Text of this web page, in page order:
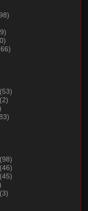
(53)
(2)
(98)
(46)
(45)
(3)